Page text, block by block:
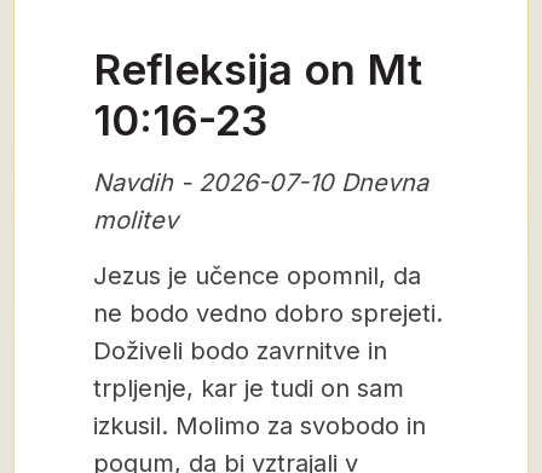
Refleksija on Mt
10:16-23
Navdih - 2026-07-10 Dnevna
molitev
Jezus je učence opomnil, da
ne bodo vedno dobro sprejeti.
Doživeli bodo zavrnitve in
trpljenje, kar je tudi on sam
izkusil. Molimo za svobodo in
pogum, da bi vztrajali v